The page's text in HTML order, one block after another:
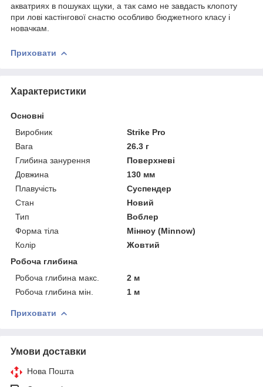
акватриях в пошуках щуки, а так само не завдасть клопоту
при лові кастінгової снастю особливо бюджетного класу і
новачкам.
Приховати
Характеристики
Основні
Виробник
Strike Pro
Вага
26.3 г
Глибина занурення
Поверхневі
Довжина
130 мм
Плавучість
Суспендер
Стан
Новий
Тип
Воблер
Форма тіла
Мінноу (Minnow)
Колір
Жовтий
Робоча глибина
Робоча глибина макс.
2 м
Робоча глибина мін.
1 м
Приховати
Умови доставки
Нова Пошта